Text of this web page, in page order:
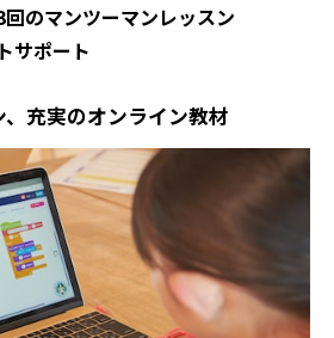
回のマンツーマンレッスン
サポート
充実のオンライン教材